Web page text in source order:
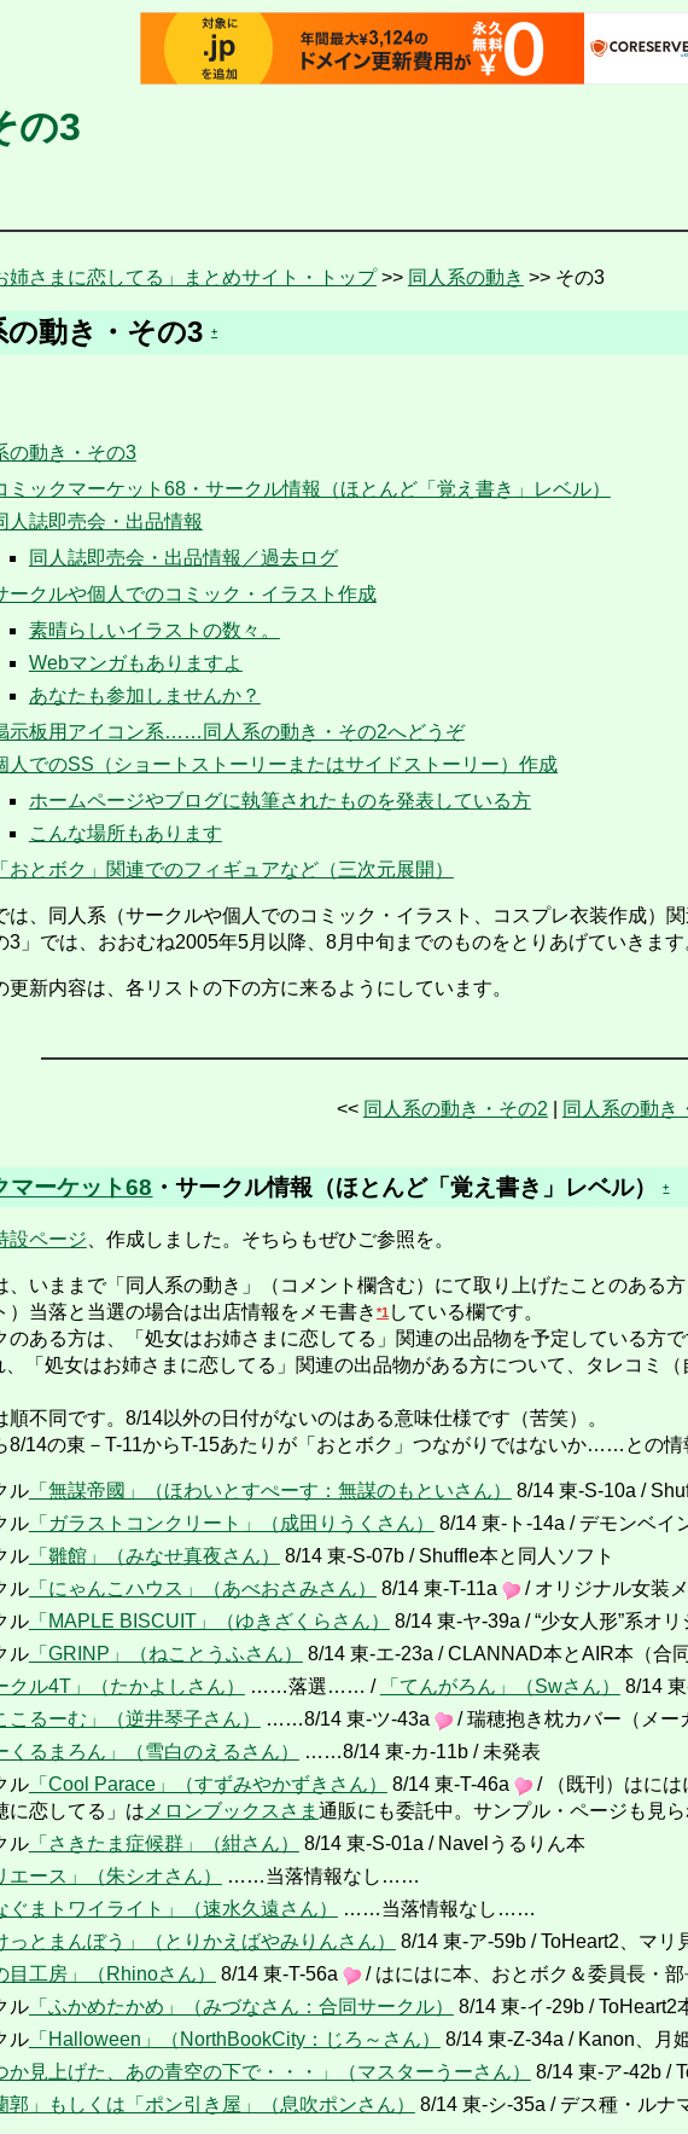
の3
姉さまに恋してる」まとめサイト・トップ>> 同人系の動き >> その3
の動き・その3+
の動き・その3
ミックマーケット68・サークル情報（ほとんど「覚え書き」レベル）
人誌即売会・出品情報
同人誌即売会・出品情報／過去ログ
ークルや個人でのコミック・イラスト作成
素晴らしいイラストの数々。
Webマンガもありますよ
あなたも参加しませんか？
示板用アイコン系……同人系の動き・その2へどうぞ
人でのSS（ショートストーリーまたはサイドストーリー）作成
ホームページやブログに執筆されたものを発表している方
こんな場所もあります
「おとボク」関連でのフィギュアなど（三次元展開）
、同人系（サークルや個人でのコミック・イラスト、コスプレ衣装作成）
3」では、おおむね2005年5月以降、8月中旬までのものをとりあげていきます
新内容は、各リストの下の方に来るようにしています。
<< 同人系の動き・その2 同人系の動き
マーケット68 ・サークル情報（ほとんど「覚え書き」レベル）+
設ページ 、作成しました。そちらもぜひご参照を。
いままで「同人系の動き」（コメント欄含む）にて取り上げたことのある方
）当落と当選の場合は出店情報をメモ書き *1している欄です。
のある方は、「処女はお姉さまに恋してる」関連の出品物を予定している方で
「処女はお姉さまに恋してる」関連の出品物がある方について、タレコミ
不同です。8/14以外の日付がないのはある意味仕様です（苦笑）。
8/14の東－T-11からT-15あたりが「おとボク」つながりではないか……との
ル「無謀帝國」（ほわいとすぺーす：無謀のもといさん）
8/14 東-S-10a /
ル「ガラストコンクリート」（成田りうくさん）
8/14 東-ト-14a / デモンベイ
ル「雛館」（みなせ真夜さん）
8/14 東-S-07b / Shuffle本と同人ソフト
ル「にゃんこハウス」（あべおさみさん） 8/14 東-T-11a
/ オリジナル女装
ル「MAPLE BISCUIT」（ゆきざくらさん）
8/14 東-ヤ-39a / “少女人形”系オ
ル「GRINP」（ねことうふさん）
8/14 東-エ-23a / CLANNAD本とAIR本（合同
クル4T」（たかよしさん）
……落選…… / 「てんがろん」（Swさん）
8/14
こるーむ」（逆井琴子さん）
……8/14 東-ツ-43a
/ 瑞穂抱き枕カバー（メー
くるまろん」（雪白のえるさん）
……8/14 東-カ-11b / 未発表
ル「Cool Parace」（すずみやかずきさん） 8/14 東-T-46a
/ （既刊）はには
に恋してる」は メロンブックスさま 通販にも委託中。サンプル・ページも見ら
ル「さきたま症候群」（紺さん）
8/14 東-S-01a / Navelうるりん本
エース」（朱シオさん）
……当落情報なし……
ぐまトワイライト」（速水久遠さん）
……当落情報なし……
っとまんぼう」（とりかえばやみりんさん）
8/14 東-ア-59b / ToHeart2、マリ
目工房」（Rhinoさん）
8/14 東-T-56a
/ はにはに本、おとボク＆委員長・部
ル「ふかめたかめ」（みづなさん：合同サークル）
8/14 東-イ-29b / ToHeart2
ル「Halloween」（NorthBookCity：じろ～さん）
8/14 東-Z-34a / Kanon、月
か見上げた、あの青空の下で・・・」（マスターうーさん）
8/14 東-ア-42b /
郭」もしくは「ポン引き屋」（息吹ポンさん）
8/14 東-シ-35a / デス種・ルナ